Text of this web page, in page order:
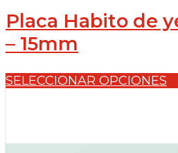
Placa Habito de
– 15mm
SELECCIONAR OPCIONES